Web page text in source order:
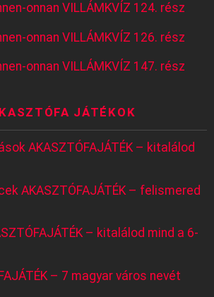
onnan VILLÁMKVÍZ 124. rész
onnan VILLÁMKVÍZ 126. rész
onnan VILLÁMKVÍZ 147. rész
JÁTÉKOK
AKASZTÓFAJÁTÉK – kitalálod
AKASZTÓFAJÁTÉK – felismered
– kitalálod mind a 6-
– 7 magyar város nevét